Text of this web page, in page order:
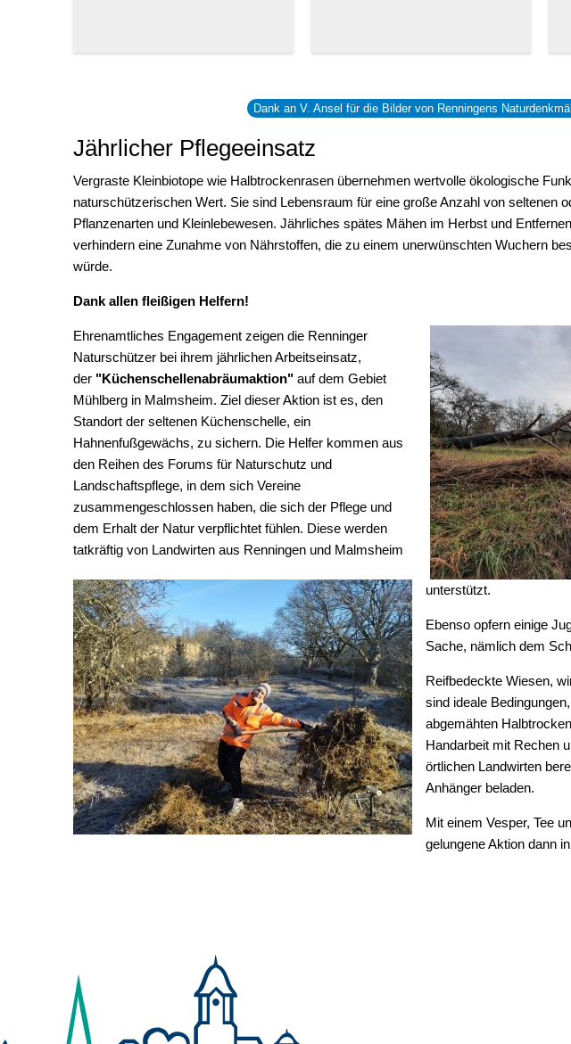
Dank an V. Ansel für die Bilder von Renningens
Jährlicher Pflegeeinsatz
Vergraste Kleinbiotope wie Halbtrockenrasen übernehmen wertvolle ökologische
naturschützerischen Wert. Sie sind Lebensraum für eine große Anzahl von seltenen
Pflanzenarten und Kleinlebewesen. Jährliches spätes Mähen im Herbst und
verhindern eine Zunahme von Nährstoffen, die zu einem unerwünschten Wuchern
würde.
Dank allen fleißigen Helfern!
Ehrenamtliches Engagement zeigen die Renninger
Naturschützer bei ihrem jährlichen Arbeitseinsatz,
der "Küchenschellenabräumaktion" auf dem Gebiet
Mühlberg in Malmsheim. Ziel dieser Aktion ist es, den
Standort der seltenen Küchenschelle, ein
Hahnenfußgewächs, zu sichern. Die Helfer kommen aus
den Reihen des Forums für Naturschutz und
Landschaftspflege, in dem sich Vereine
zusammengeschlossen haben, die sich der Pflege und
dem Erhalt der Natur verpflichtet fühlen. Diese werden
tatkräftig von Landwirten aus Renningen und Malmsheim
unterstützt.
Ebenso opfern einige
Sache, nämlich dem
Reifbedeckte Wiesen,
sind ideale
abgemähten
Handarbeit mit Rechen
örtlichen Landwirten
Anhänger beladen.
Mit einem Vesper, Tee
gelungene Aktion dann